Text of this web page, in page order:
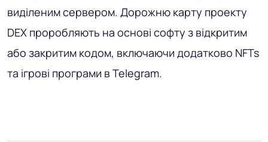
виділеним сервером. Дорожню карту проекту
DEX проробляють на основі софту з відкритим
або закритим кодом, включаючи додатково NFTs
та ігрові програми в Telegram.